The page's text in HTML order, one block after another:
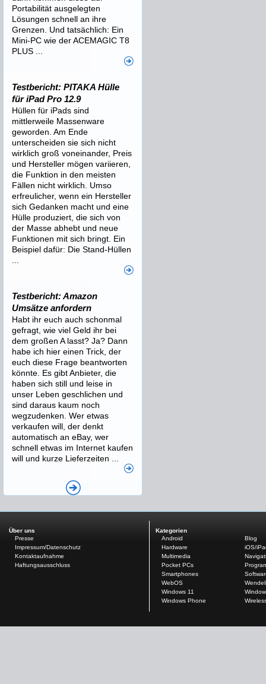
Portabilität ausgelegten
Lösungen schnell an ihre
Grenzen. Und tatsächlich: Ein
Mini-PC wie der ACEMAGIC T8
PLUS ...
Testbericht: PITAKA Hülle
für iPad Pro 12.9
Hüllen für iPads sind
mittlerweile Massenware
geworden. Am Ende
unterscheiden sie sich nicht
wirklich groß voneinander, Preis
und Hersteller mögen variieren,
die Funktion in den meisten
Fällen nicht wirklich. Umso
erfreulicher, wenn ein Hersteller
sich Gedanken macht und eine
Hülle produziert, die sich von
der Masse abhebt und neue
Funktionen mit sich bringt. Ein
Beispiel dafür: Die Stand-Hüllen
Testbericht: Amazon
Umsätze anfordern
Habt ihr euch auch schonmal
gefragt, wie viel Geld ihr bei
dem großen A lasst? Ja? Dann
habe ich hier einen Trick, der
euch diese Frage beantworten
könnte. Es gibt Anbieter, die
haben sich still und leise in
unser Leben geschlichen und
sind daraus kaum noch
wegzudenken. Wer etwas
verkaufen will, der denkt
automatisch an eBay, wer
schnell etwas im Internet kaufen
will und kurze Lieferzeiten ...
Über uns
Presse
Impressum/Datenschutz
Kontaktaufnahme
Haftungsausschluss
Kategorien
Android
Blog
Hardware
iOS/
Multimedia
Pocket PCs
Smartphones
WebOS
Windows 11
Windows Phone